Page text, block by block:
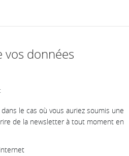
vos données
le cas où vous auriez soumis une
de la newsletter à tout moment en